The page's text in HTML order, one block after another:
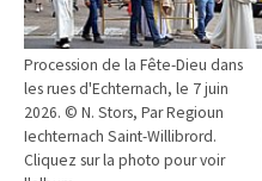
Procession de la Fête-Dieu dans
les rues d'Echternach, le 7 juin
2026. © N. Stors, Par Regioun
Iechternach Saint-Willibrord.
Cliquez sur la photo pour voir